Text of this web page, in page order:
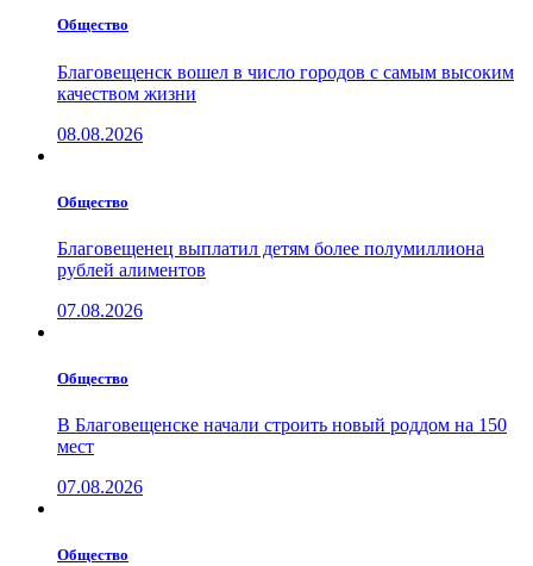
Общество
Благовещенск вошел в число городов с самым высоким
качеством жизни
08.08.2026
Общество
Благовещенец выплатил детям более полумиллиона
рублей алиментов
07.08.2026
Общество
В Благовещенске начали строить новый роддом на 150
мест
07.08.2026
Общество